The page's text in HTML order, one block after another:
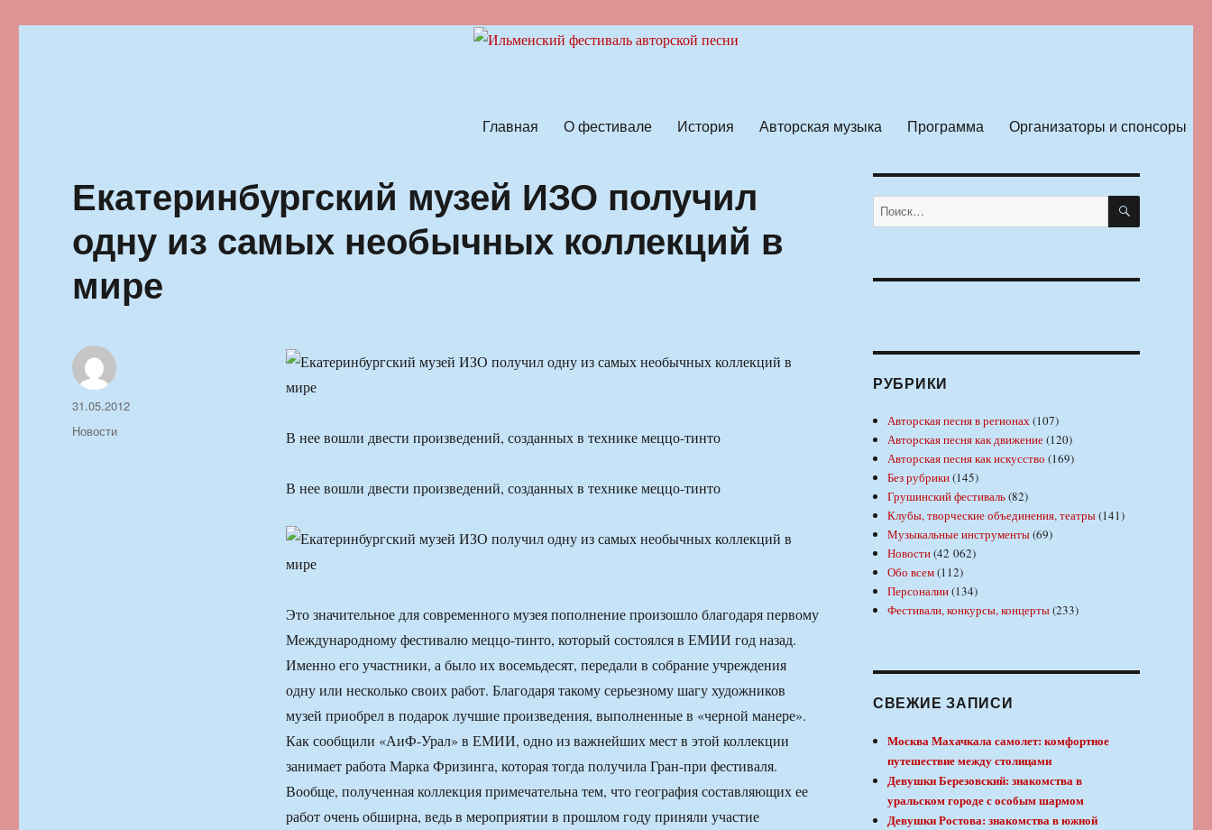
Главная О фестивале История Авторская музыка Программа Организаторы и спонсоры
Екатеринбургский музей ИЗО получил
одну из самых необычных коллекций в
мире
В нее вошли двести произведений, созданных в технике меццо-тинто
В нее вошли двести произведений, созданных в технике меццо-тинто
Это значительное для современного музея пополнение произошло благодаря первому
Международному фестивалю меццо-тинто, который состоялся в ЕМИИ год назад.
Именно его участники, а было их восемьдесят, передали в собрание учреждения
одну или несколько своих работ. Благодаря такому серьезному шагу художников
музей приобрел в подарок лучшие произведения, выполненные в «черной манере».
Как сообщили «АиФ-Урал» в ЕМИИ, одно из важнейших мест в этой коллекции
занимает работа Марка Фризинга, которая тогда получила Гран-при фестиваля.
Вообще, полученная коллекция примечательна тем, что география составляющих ее
работ очень обширна, ведь в мероприятии в прошлом году приняли участие
Автор
Опубликовано
31.05.2012
Рубрики
Новости
Искать: ПОИСК
РУБРИКИ
Авторская песня в регионах(107)
Авторская песня как движение(120)
Авторская песня как искусство (169)
Без рубрики(145)
Грушинский фестиваль(82)
Клубы, творческие объединения, театры(141)
Музыкальные инструменты(69)
Новости(42 062)
Обо всем(112)
Персоналии(134)
Фестивали, конкурсы, концерты(233)
СВЕЖИЕ ЗАПИСИ
Москва Махачкала самолет: комфортное
путешествие между столицами
Девушки Березовский: знакомства в
уральском городе с особым шармом
Девушки Ростова: знакомства в южной